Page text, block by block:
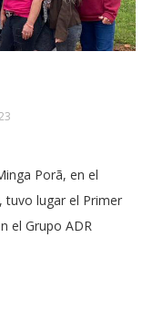
Porã, en el
tuvo lugar el Primer
el Grupo ADR